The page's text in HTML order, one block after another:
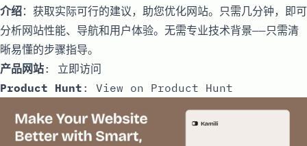
介绍：获取实际可行的建议，助您优化网站。只需几分钟，即可
分析网站性能、导航和用户体验。无需专业技术背景——只需清
晰易懂的步骤指导。
产品网站: 立即访问
Product Hunt : View on Product Hunt